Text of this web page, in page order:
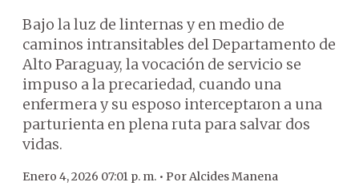
Bajo la luz de linternas y en medio de
caminos intransitables del Departamento de
Alto Paraguay, la vocación de servicio se
impuso a la precariedad, cuando una
enfermera y su esposo interceptaron a una
parturienta en plena ruta para salvar dos
vidas.
Enero 4, 2026 07:01 p. m. • PorAlcides Manena